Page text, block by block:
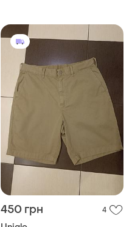
399 грн
Wrangler
Чоловічі шорти wrangler